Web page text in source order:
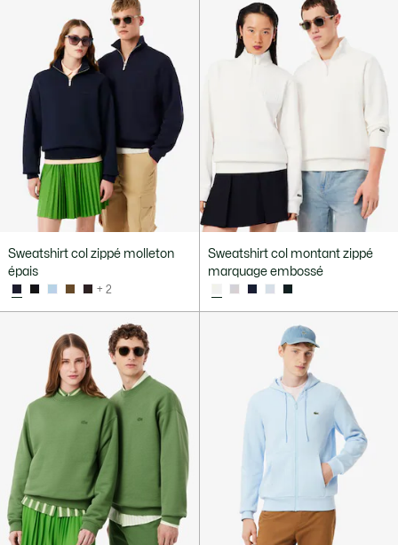
Sweatshirt col zippé molleton
épais
+ 2
Sweatshirt col montant zippé
marquage embossé